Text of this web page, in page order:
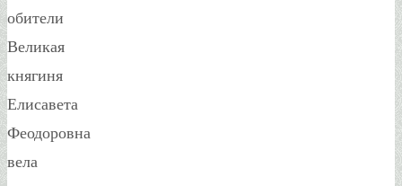
обители
Великая
княгиня
Елисавета
Феодоровна
вела